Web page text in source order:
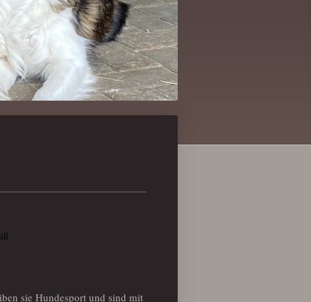
sie Hundesport und sind mit